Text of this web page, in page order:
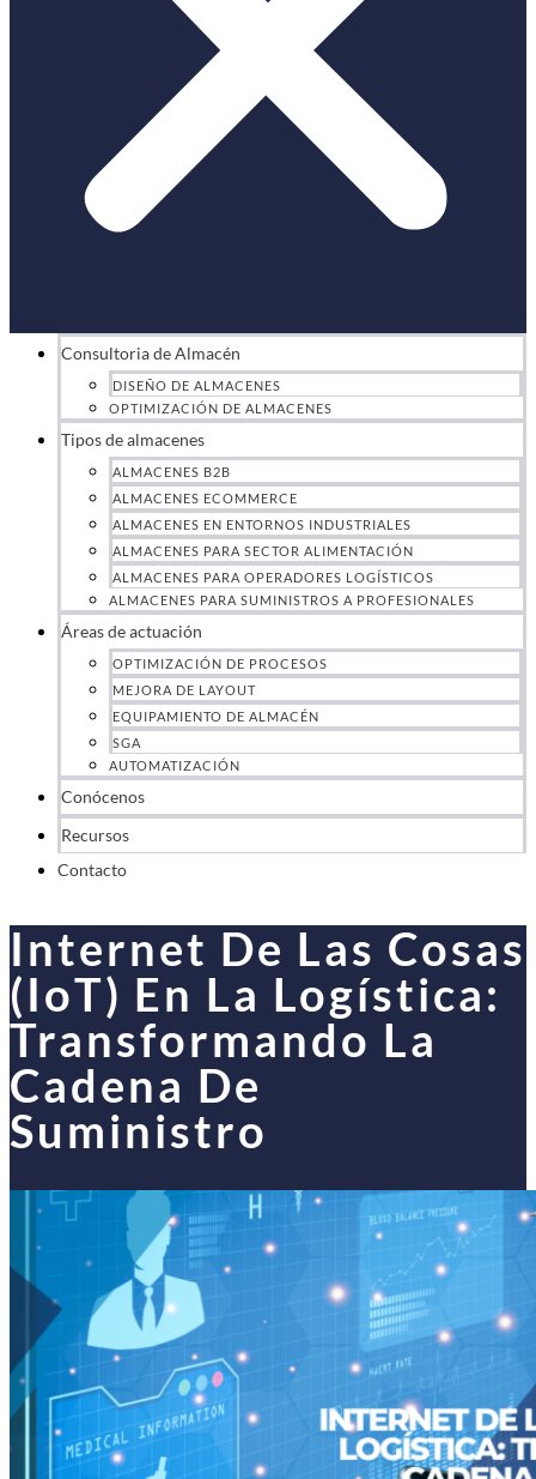
Consultoria de Almacén
DISEÑO DE ALMACENES
OPTIMIZACIÓN DE ALMACENES
Tipos de almacenes
ALMACENES B2B
ALMACENES ECOMMERCE
ALMACENES EN ENTORNOS INDUSTRIALES
ALMACENES PARA SECTOR ALIMENTACIÓN
ALMACENES PARA OPERADORES LOGÍSTICOS
ALMACENES PARA SUMINISTROS A PROFESIONALES
Áreas de actuación
OPTIMIZACIÓN DE PROCESOS
MEJORA DE LAYOUT
EQUIPAMIENTO DE ALMACÉN
SGA
AUTOMATIZACIÓN
Conócenos
Recursos
Contacto
Internet De Las Cosas
(IoT) En La Logística:
Transformando La
Cadena De
Suministro